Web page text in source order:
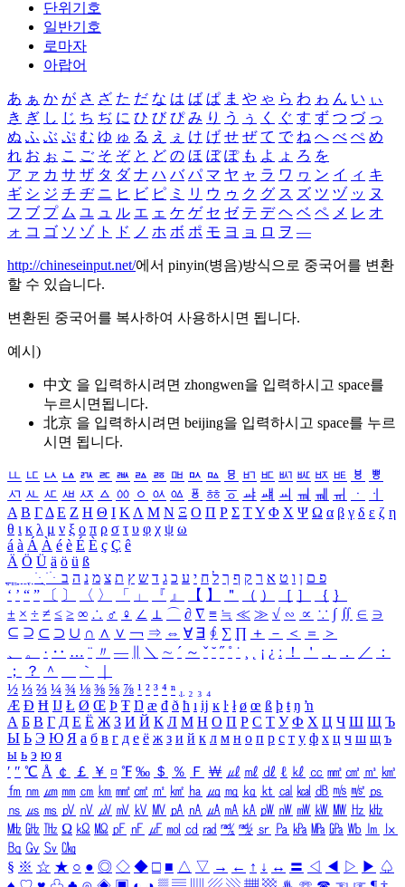
단위기호
일반기호
로마자
아랍어
あ ぁ か が さ ざ た だ な は ば ぱ ま や ゃ ら わ ゎ ん い ぃ
き ぎ し じ ち ぢ に ひ び ぴ み り う ぅ く ぐ す ず つ づ っ
ぬ ふ ぶ ぷ む ゆ ゅ る え ぇ け げ せ ぜ て で ね へ べ ぺ め
れ お ぉ こ ご そ ぞ と ど の ほ ぼ ぽ も よ ょ ろ を
ア ァ カ サ ザ タ ダ ナ ハ バ パ マ ヤ ャ ラ ワ ヮ ン イ ィ キ
ギ シ ジ チ ヂ ニ ヒ ビ ピ ミ リ ウ ゥ ク グ ス ズ ツ ヅ ッ ヌ
フ ブ プ ム ユ ュ ル エ ェ ケ ゲ セ ゼ テ デ ヘ ベ ペ メ レ オ
ォ コ ゴ ソ ゾ ト ド ノ ホ ボ ポ モ ヨ ョ ロ ヲ ―
http://chineseinput.net/에서 pinyin(병음)방식으로 중국어를 변환
할 수 있습니다.
변환된 중국어를 복사하여 사용하시면 됩니다.
예시)
中文 을 입력하시려면 zhongwen을 입력하시고 space를
누르시면됩니다.
北京 을 입력하시려면 beijing을 입력하시고 space를 누르
시면 됩니다.
ㅥ ㅦ ㅧ ㅨ ㅩ ㅪ ㅫ ㅬ ㅭ ㅮ ㅯ ㅰ ㅱ ㅲ ㅳ ㅴ ㅵ ㅶ ㅷ ㅸ
ㅹ
ㅺ ㅻ ㅼ ㅽ ㅾ ㅿ ㆀ ㆁ ㆂ ㆃ ㆄ ㆅ ㆆ ㆇ ㆈ ㆉ ㆊ ㆋ ㆌ ㆍ
ㆎ
Α Β ΓΔ Ε Ζ Η Θ Ι ΚΛ Μ Ν Ξ Ο Π Ρ Σ ΤΥ Φ Χ Ψ Ω α β γ δ ε ζ η
θ ι κ λ μ ν ξ ο π ρ σ τ υ φ χ ψ ω
á à Á À é è É È ç Ç ê
Ä Ö Ü ä ö ü ß
ִֶֹ ֻּ ׁׂ פ ם ן ו ט א ר ק ף ך ל ח י ע כ ג ד ש ץ ת צ מ נ ה ב
‘ ’ “ ” 〔 〕 〈 〉 「 」 『 』 【 】 ＂ （ ） ［ ］ ｛ ｝
± × ÷ ≠ ≤ ≥ ∞ ∴ ♂ ♀ ∠ ⊥ ⌒ ∂ ∇ ≡ ≒ ≪ ≫ √ ∽ ∝ ∵ ∫ ∬ ∈ ∋
⊆ ⊇ ⊂ ⊃ ∪ ∩ ∧ ∨ ￢ ⇒ ⇔ ∀ ∃ ∮ ∑ ∏ ＋ － ＜ ＝
＞
、
。 · ‥ … ¨ 〃 ― ＼ ∼ ´ ～ ˇ ˘ ˝ ˚ ˙ ¸ ¡ ¿ ː ！ ＇ ， ． ／
：
；
？ ＾ ｀
½ ⅓ ⅔ ¼ ¾ ⅛ ⅜ ⅝ ⅞ ¹ ² ³ ⁴ ⁿ ₁ ₂ ₃ ₄
Æ Ð Ħ Ĳ Ł Ø Œ Þ Ŧ Ŋ æ đ ð ħ ı ĳ ĸ ŀ ł ø œ ß þ ŧ ŋ ŉ
А Б В Г Д Е Ё Ж З И Й К Л М Н О П Р С Т У Ф Х Ц Ч Ш Щ Ъ
Ы Ь Э Ю Я а б в г д е ё ж з и й к л м н о п р с т у ф х ц ч ш щ ъ
ы ь э ю я
′ ″ ℃ Å ￠ ￡ ￥ ¤ ℉ ‰ ＄ ％ Ｆ ￦ ㎕ ㎖ ㎗ ℓ ㎘ ㏄ ㎣ ㎤ ㎥ ㎦
㎙ ㎚ ㎛ ㎜ ㎝ ㎞ ㎟ ㎠ ㎡ ㎢ ㏊ ㎍ ㎎ ㎏ ㏏ ㎈ ㎉ ㏈ ㎧ ㎨ ㎰
㎱ ㎲ ㎳ ㎴ ㎵ ㎶ ㎷ ㎸ ㎹ ㎀ ㎁ ㎂ ㎃ ㎄ ㎺ ㎻ ㎽ ㎾ ㎿ ㎐ ㎑
㎒ ㎓ ㎔ Ω ㏀ ㏁ ㎊ ㎋ ㎌ ㏖ ㏅ ㎭ ㎮ ㎯ ㏛ ㎩ ㎪ ㎫ ㎬ ㏝ ㏐
㏓
㏃ ㏉ ㏜ ㏆
§ ※ ☆ ★ ○ ● ◎ ◇ ◆ □ ■ △ ▽ → ← ↑ ↓ ↔ 〓 ◁ ◀ ▷ ▶ ♤